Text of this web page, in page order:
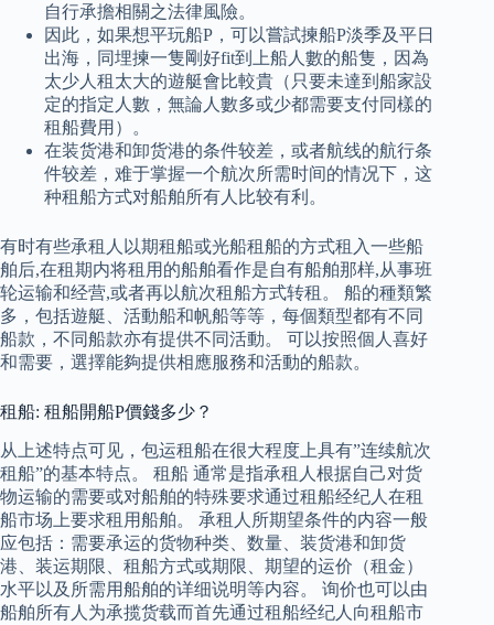
自行承擔相關之法律風險。
因此，如果想平玩船P，可以嘗試揀船P淡季及平日
出海，同埋揀一隻剛好fit到上船人數的船隻，因為
太少人租太大的遊艇會比較貴（只要未達到船家設
定的指定人數，無論人數多或少都需要支付同樣的
租船費用）。
在装货港和卸货港的条件较差，或者航线的航行条
件较差，难于掌握一个航次所需时间的情况下，这
种租船方式对船舶所有人比较有利。
有时有些承租人以期租船或光船租船的方式租入一些船
舶后,在租期内将租用的船舶看作是自有船舶那样,从事班
轮运输和经营,或者再以航次租船方式转租。 船的種類繁
多，包括遊艇、活動船和帆船等等，每個類型都有不同
船款，不同船款亦有提供不同活動。 可以按照個人喜好
和需要，選擇能夠提供相應服務和活動的船款。
租船: 租船開船P價錢多少？
从上述特点可见，包运租船在很大程度上具有”连续航次
租船”的基本特点。 租船 通常是指承租人根据自己对货
物运输的需要或对船舶的特殊要求通过租船经纪人在租
船市场上要求租用船舶。 承租人所期望条件的内容一般
应包括：需要承运的货物种类、数量、装货港和卸货
港、装运期限、租船方式或期限、期望的运价（租金）
水平以及所需用船舶的详细说明等内容。 询价也可以由
船舶所有人为承揽货载而首先通过租船经纪人向租船市